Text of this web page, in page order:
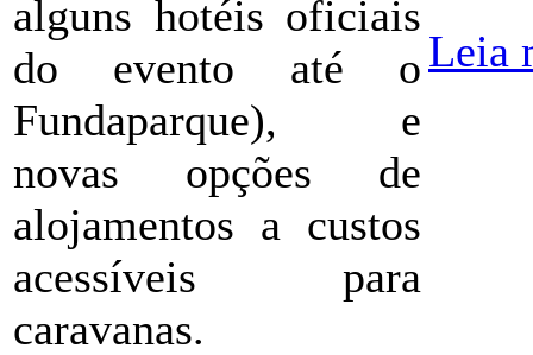
alguns hotéis oficiais
do evento até o
Fundaparque), e
novas opções de
alojamentos a custos
acessíveis para
caravanas.
Leia